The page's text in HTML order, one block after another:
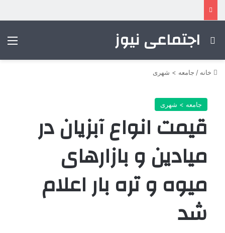
اجتماعی نیوز
جستجو برای
خانه / جامعه > شهری
جامعه > شهری
قیمت انواع آبزیان در
میادین و بازارهای
میوه و تره بار اعلام
شد